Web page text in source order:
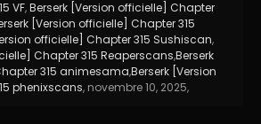
VF,Berserk [Version officielle] Chapter
[Version officielle] Chapter 315
officielle] Chapter 315 Sushiscan,
Chapter 315 Reaperscans,Berserk
315 animesama,Berserk [Version
phenixscans, novembre 10, 2025,